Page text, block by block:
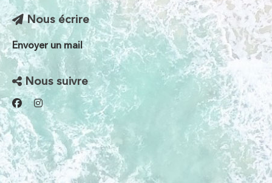
Nous écrire
Envoyer un mail
Nous suivre